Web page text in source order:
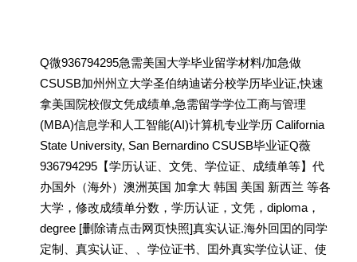
Q微936794295急需美国大学毕业留学材料/加急做
CSUSB加州州立大学圣伯纳迪诺分校学历毕业证,快速
拿美国院校假文凭成绩单,急需留学学位工商与管理
(MBA)信息学和人工智能(AI)计算机专业学历 California
State University, San Bernardino CSUSB毕业证Q薇
936794295【学历认证、文凭、学位证、成绩单等】代
办国外（海外）澳洲英国 加拿大 韩国 美国 新西兰 等各
大学，修改成绩单分数，学历认证，文凭，diploma，
degree [删除请点击网页快照]真实认证.海外回囯的同学
定制、真实认证、、学位证书、囯外真实学位认证、使